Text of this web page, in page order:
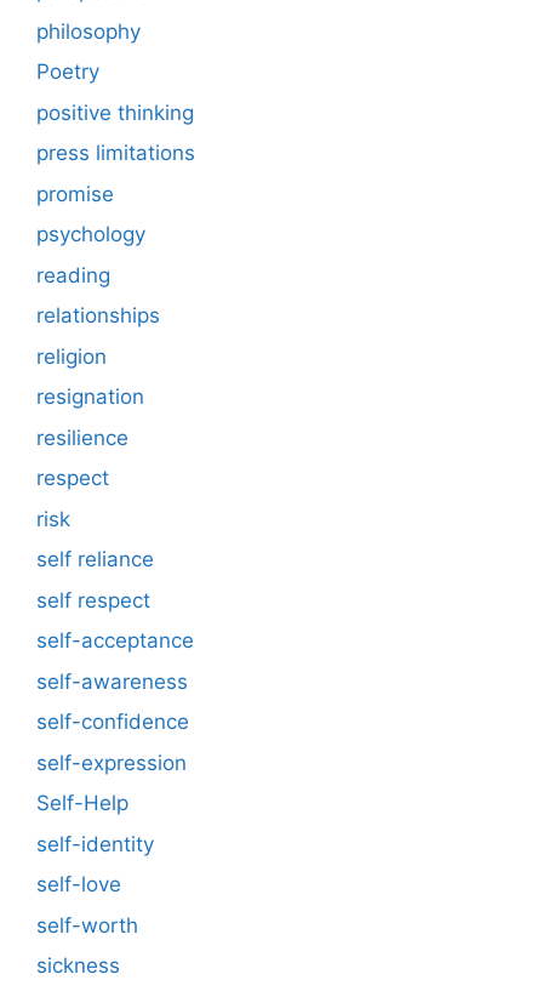
philosophy
Poetry
positive thinking
press limitations
promise
psychology
reading
relationships
religion
resignation
resilience
respect
risk
self reliance
self respect
self-acceptance
self-awareness
self-confidence
self-expression
Self-Help
self-identity
self-love
self-worth
sickness